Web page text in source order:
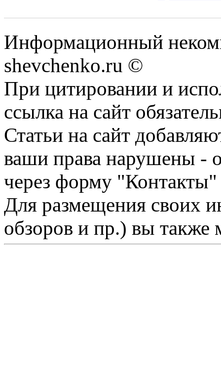
Информационный
shevchenko.ru ©
При цитировании и
ссылка на сайт
Статьи на сайт
ваши права нарушены -
через форму "Контакты"
Для размещения своих
обзоров и пр.) вы также